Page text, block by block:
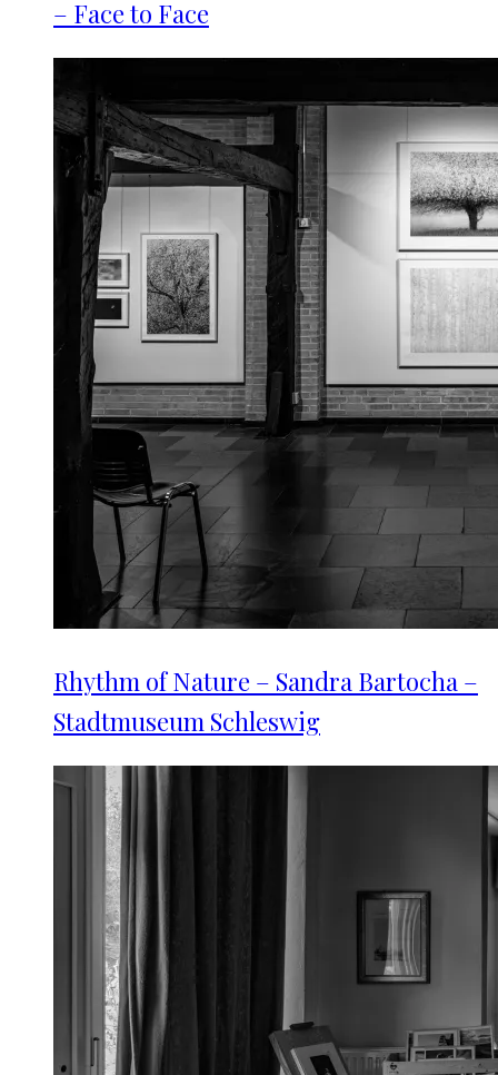
– Face to Face
Rhythm of Nature – Sandra Bartocha –
Stadtmuseum Schleswig